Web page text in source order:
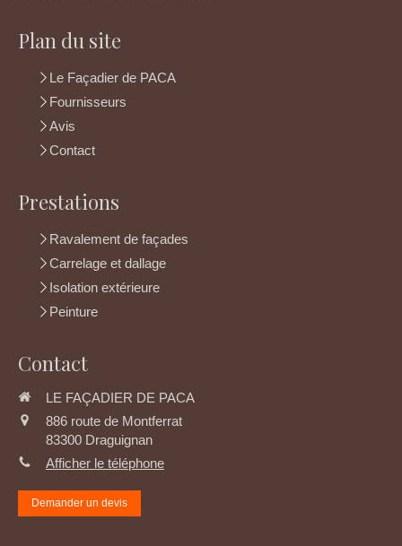
Plan du site
Le Façadier de PACA
Fournisseurs
Avis
Contact
Prestations
Ravalement de façades
Carrelage et dallage
Isolation extérieure
Peinture
Contact
LE FAÇADIER DE PACA
886 route de Montferrat
83300 Draguignan
Afficher le téléphone
Demander un devis